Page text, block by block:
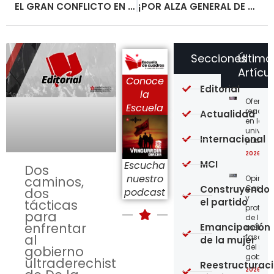
EL GRAN CONFLICTO EN AGUAS DE BOGOTÁ Y LA PRIVATIZACIÓN DEL SERVICIO DE ASEO ¡POR ALZA GENERAL DE SALARIOS Y CONTRA EL CIRCO ELECTORAL, A PREPARAR EL PARO NACIONAL INDEFINIDO!
Dos
caminos,
dos
tácticas
para
enfrentar
al
gobierno
ultraderechista
Conoce
la
Escuela
Escucha
nuestro
podcast
en las
2026-
y
de los
del
2026-
Secciones
Editorial
Actualidad
Internacional
MCI
Construyendo
el partido
Emancipación
de la mujer